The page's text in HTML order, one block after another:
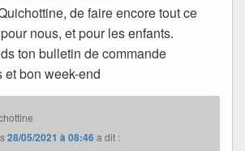
de faire encore tout ce
nous, et pour les enfants.
ton bulletin de commande
et bon week-end
28/05/2021 à 08:46a dit :